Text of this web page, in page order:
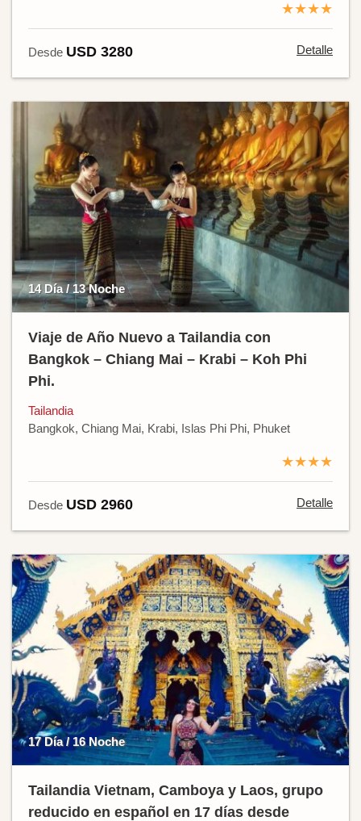
★★★★
Desde USD 3280 Detalle
14 Día / 13 Noche
Viaje de Año Nuevo a Tailandia con
Bangkok – Chiang Mai – Krabi – Koh Phi
Phi.
Tailandia
Bangkok, Chiang Mai, Krabi, Islas Phi Phi, Phuket
★★★★
Desde USD 2960 Detalle
17 Día / 16 Noche
Tailandia Vietnam, Camboya y Laos, grupo
reducido en español en 17 días desde